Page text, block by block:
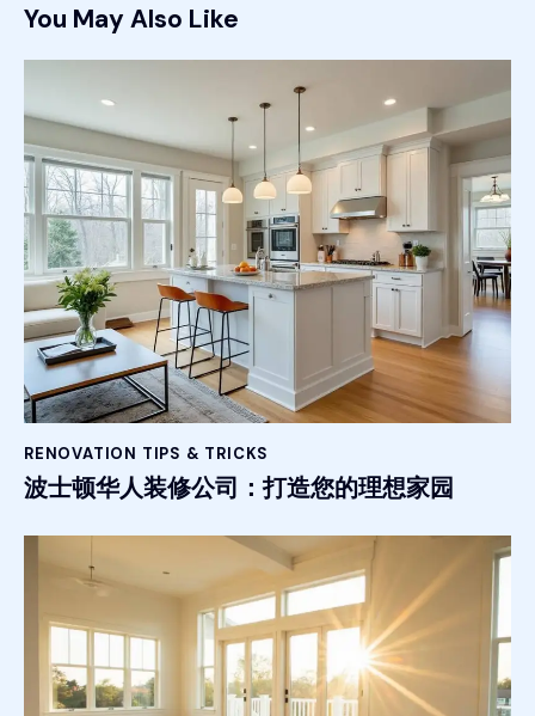
You May Also Like
RENOVATION TIPS & TRICKS
波士顿华人装修公司：打造您的理想家园